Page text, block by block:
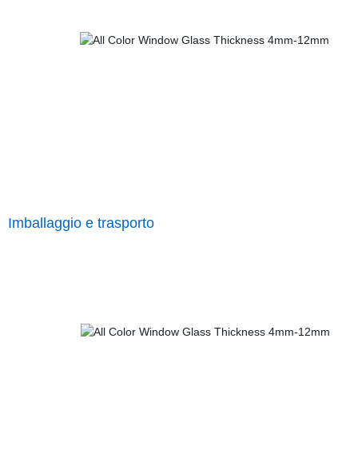
Imballaggio e trasporto